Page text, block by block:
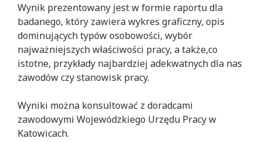
Wynik prezentowany jest w formie raportu dla
badanego, który zawiera wykres graficzny, opis
dominujących typów osobowości, wybór
najważniejszych właściwości pracy, a także,co
istotne, przykłady najbardziej adekwatnych dla nas
zawodów czy stanowisk pracy.
Wyniki można konsultować z doradcami
zawodowymi Wojewódzkiego Urzędu Pracy w
Katowicach.